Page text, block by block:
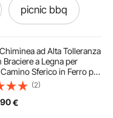
picnic bbq
grilla bbq
ad Alta Tolleranza
Braciere a Legna per
Sferico in Ferro per
e Riscaldamento, con
Maglie, Coperchio
per Camino, per Patio,
(2)
90€